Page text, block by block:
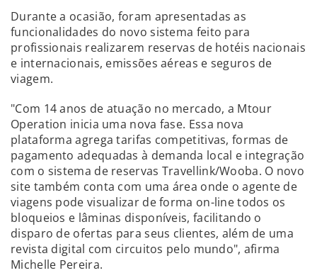
Durante a ocasião, foram apresentadas as
funcionalidades do novo sistema feito para
profissionais realizarem reservas de hotéis nacionais
e internacionais, emissões aéreas e seguros de
viagem.
"Com 14 anos de atuação no mercado, a Mtour
Operation inicia uma nova fase. Essa nova
plataforma agrega tarifas competitivas, formas de
pagamento adequadas à demanda local e integração
com o sistema de reservas Travellink/Wooba. O novo
site também conta com uma área onde o agente de
viagens pode visualizar de forma on-line todos os
bloqueios e lâminas disponíveis, facilitando o
disparo de ofertas para seus clientes, além de uma
revista digital com circuitos pelo mundo", afirma
Michelle Pereira.